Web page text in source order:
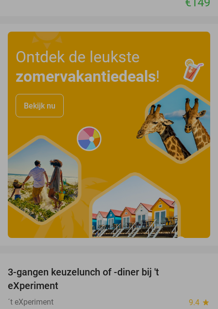
Ontdek de leukste
zomervakantiedeals!
Bekijk nu
3-gangen keuzelunch of -diner bij 't
eXperiment
´t eXperiment 9.4 star